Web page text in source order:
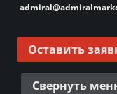
Оставить
Свернуть